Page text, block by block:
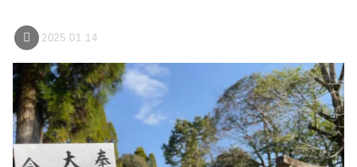
2025.01.14